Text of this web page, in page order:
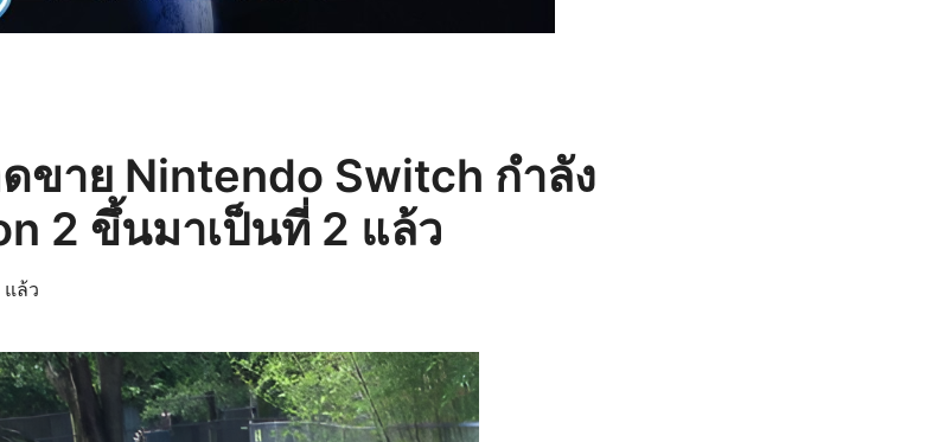
ขาย Nintendo Switch กำลัง
2 ขึ้นมาเป็นที่ 2 แล้ว
ล้ว